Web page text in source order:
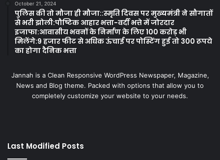
October 21, 2024
पुलिस की तो मौजा ही मौजा::स्मृति दिवस पर मुख्यमंत्री ने सौगातों
से भरी झोली:पौष्टिक आहार भत्ता-वर्दी भत्ते में जोरदार
इजाफा:आवासीय भवनों के निर्माण के लिए 100 करोड़ भी
मिलेंगे:9 हजार फीट से अधिक ऊंचाई पर पोस्टिंग हुई तो 300 रूपये
का होगा दैनिक भत्ता
Jannah is a Clean Responsive WordPress Newspaper, Magazine,
News and Blog theme. Packed with options that allow you to
completely customize your website to your needs.
Last Modified Posts